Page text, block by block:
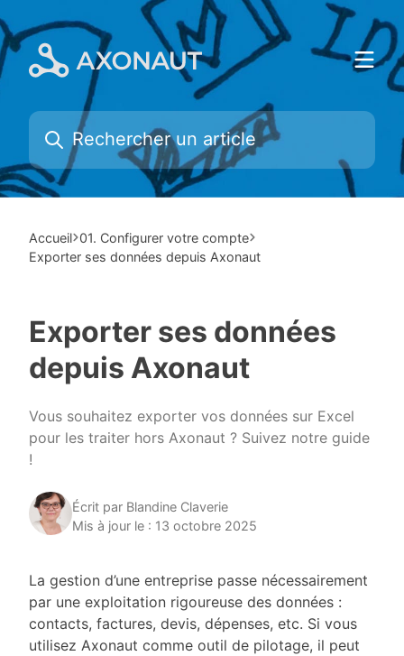
to
content
Accueil 01. Configurer votre compte
Exporter ses données depuis Axonaut
Exporter ses données
depuis Axonaut
Vous souhaitez exporter vos données sur Excel
pour les traiter hors Axonaut ? Suivez notre guide
!
Écrit par Blandine Claverie
Mis à jour le : 13 octobre 2025
La gestion d’une entreprise passe nécessairement
par une exploitation rigoureuse des données :
contacts, factures, devis, dépenses, etc. Si vous
utilisez Axonaut comme outil de pilotage, il peut